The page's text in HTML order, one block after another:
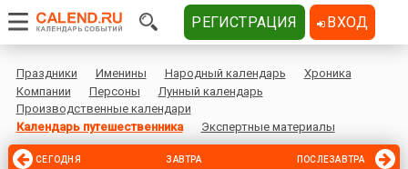
Праздники Именины Народный календарь
Хроника
Компании
Персоны
Лунный календарь
Производственные календари
Календарь путешественника
Экспертные материалы
СЕГОДНЯ ЗАВТРА ПОСЛЕЗАВТРА
РЕГИСТРАЦИЯ ВХОД